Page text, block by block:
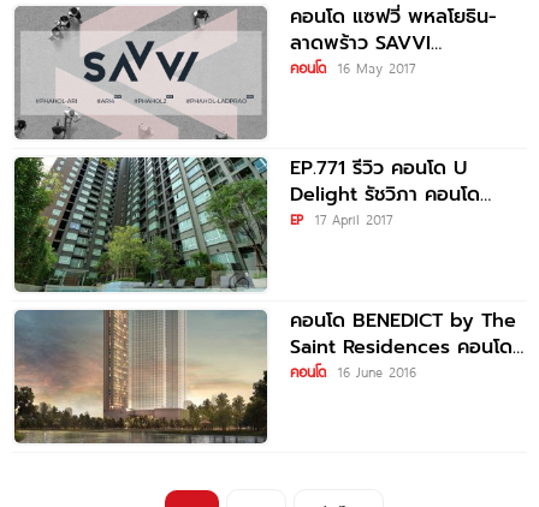
คอนโด แซฟวี่ พหลโยธิน-
ลาดพร้าว SAVVI
Phaholyothin-Ladprao
คอนโด 16 May 2017
EP.771 รีวิว คอนโด U
Delight รัชวิภา คอนโด
พร้อมอยู่ ติดถนนวิภาวดี
EP 17 April 2017
คอนโด BENEDICT by The
Saint Residences คอนโด
ใหม่ บนห้าแยกลาดพร้าว
คอนโด 16 June 2016